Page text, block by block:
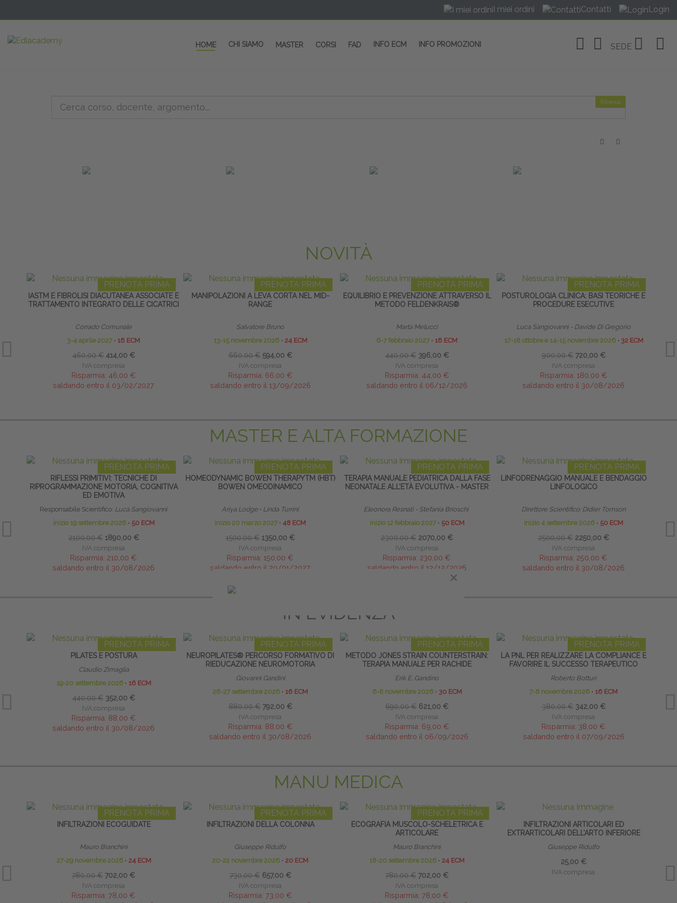
I miei ordini Contatti Login
HOME CHI SIAMO MASTER CORSI FAD INFO ECM INFO PROMOZIONI SEDE
Ricerca
NOVITÀ
PRENOTA PRIMA
IASTM E FIBROLISI DIACUTANEA ASSOCIATE E
TRATTAMENTO INTEGRATO DELLE CICATRICI
Corrado Comunale
3-4 aprile 2027 ∙ 16 ECM
460,00 € 414,00 €
IVA compresa
Risparmia: 46,00 €
saldando entro il 03/02/2027
PRENOTA PRIMA
MANIPOLAZIONI A LEVA CORTA NEL MID-
RANGE
Salvatore Bruno
13-15 novembre 2026 ∙ 24 ECM
660,00 € 594,00 €
IVA compresa
Risparmia: 66,00 €
saldando entro il 13/09/2026
PRENOTA PRIMA
EQUILIBRIO E PREVENZIONE ATTRAVERSO IL
METODO FELDENKRAIS®
Marta Melucci
6-7 febbraio 2027 ∙ 16 ECM
440,00 € 396,00 €
IVA compresa
Risparmia: 44,00 €
saldando entro il 06/12/2026
PRENOTA PRIMA
POSTUROLOGIA CLINICA: BASI TEORICHE E
PROCEDURE ESECUTIVE
Luca Sangiovanni - Davide Di Gregorio
17-18 ottobre e 14-15 novembre 2026 ∙ 32 ECM
900,00 € 720,00 €
IVA compresa
Risparmia: 180,00 €
saldando entro il 30/08/2026
MASTER E ALTA FORMAZIONE
PRENOTA PRIMA
RIFLESSI PRIMITIVI: TECNICHE DI
RIPROGRAMMAZIONE MOTORIA, COGNITIVA
ED EMOTIVA
Responsabile Scientifico: Luca Sangiovanni
inizio 19 settembre 2026 ∙ 50 ECM
2100,00 € 1890,00 €
IVA compresa
Risparmia: 210,00 €
saldando entro il 30/08/2026
PRENOTA PRIMA
HOMEODYNAMIC BOWEN THERAPYTM (HBT)
BOWEN OMEODINAMICO
Ariya Lodge ∙ Linda Turrini
inizio 20 marzo 2027 ∙ 48 ECM
1500,00 € 1350,00 €
IVA compresa
Risparmia: 150,00 €
saldando entro il 20/01/2027
PRENOTA PRIMA
TERAPIA MANUALE PEDIATRICA DALLA FASE
NEONATALE ALL’ETÀ EVOLUTIVA - MASTER
Eleonora Resnati - Stefania Brioschi
inizio 12 febbraio 2027 ∙ 50 ECM
2300,00 € 2070,00 €
IVA compresa
Risparmia: 230,00 €
saldando entro il 12/12/2026
PRENOTA PRIMA
LINFODRENAGGIO MANUALE E BENDAGGIO
LINFOLOGICO
Direttore Scientifico: Didier Tomson
inizio 4 settembre 2026 ∙ 50 ECM
2500,00 € 2250,00 €
IVA compresa
Risparmia: 250,00 €
saldando entro il 30/08/2026
IN EVIDENZA
PRENOTA PRIMA
PILATES E POSTURA
Claudio Zimaglia
19-20 settembre 2026 ∙ 16 ECM
440,00 € 352,00 €
IVA compresa
Risparmia: 88,00 €
saldando entro il 30/08/2026
PRENOTA PRIMA
NEUROPILATES® PERCORSO FORMATIVO DI
RIEDUCAZIONE NEUROMOTORIA
Giovanni Gandini
26-27 settembre 2026 ∙ 16 ECM
880,00 € 792,00 €
IVA compresa
Risparmia: 88,00 €
saldando entro il 30/08/2026
PRENOTA PRIMA
METODO JONES STRAIN COUNTERSTRAIN:
TERAPIA MANUALE PER RACHIDE
Erik E. Gandino
6-8 novembre 2026 ∙ 30 ECM
690,00 € 621,00 €
IVA compresa
Risparmia: 69,00 €
saldando entro il 06/09/2026
PRENOTA PRIMA
LA PNL PER REALIZZARE LA COMPLIANCE E
FAVORIRE IL SUCCESSO TERAPEUTICO
Roberto Botturi
7-8 novembre 2026 ∙ 16 ECM
380,00 € 342,00 €
IVA compresa
Risparmia: 38,00 €
saldando entro il 07/09/2026
MANU MEDICA
PRENOTA PRIMA
INFILTRAZIONI ECOGUIDATE
Mauro Branchini
27-29 novembre 2026 ∙ 24 ECM
780,00 € 702,00 €
IVA compresa
Risparmia: 78,00 €
PRENOTA PRIMA
INFILTRAZIONI DELLA COLONNA
Giuseppe Ridulfo
20-22 novembre 2026 ∙ 20 ECM
730,00 € 657,00 €
IVA compresa
Risparmia: 73,00 €
PRENOTA PRIMA
ECOGRAFIA MUSCOLO-SCHELETRICA E
ARTICOLARE
Mauro Branchini
18-20 settembre 2026 ∙ 24 ECM
780,00 € 702,00 €
IVA compresa
Risparmia: 78,00 €
INFILTRAZIONI ARTICOLARI ED
EXTRARTICOLARI DELL’ARTO INFERIORE
Giuseppe Ridulfo
25,00 €
IVA compresa
×
×